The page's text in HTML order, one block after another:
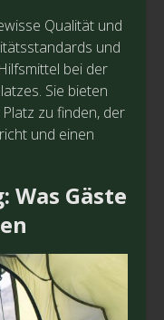
Qualität und
und
bei der
Sie bieten
zu finden, der
und einen
Was Gäste